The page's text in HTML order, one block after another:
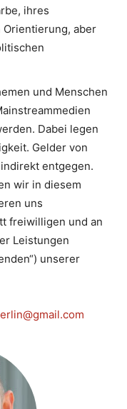
ihres
aber
und Menschen
Dabei legen
Gelder von
entgegen.
wir in diesem
uns
freiwilligen und an
Leistungen
unserer